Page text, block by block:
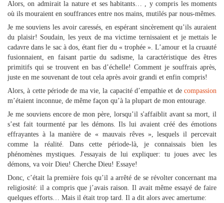
Alors, on admirait la nature et ses habitants… , y compris les moments
où ils mouraient en souffrances entre nos mains, mutilés par nous-mêmes.
Je me souviens les avoir caressés, en espérant sincèrement qu’ils auraient
du plaisir! Soudain, les yeux de ma victime ternissaient et je mettais le
cadavre dans le sac à dos, étant fier du « trophée ». L’amour et la cruauté
fusionnaient, en faisant partie du sadisme, la caractéristique des êtres
primitifs qui se trouvent en bas d’échelle! Comment je souffrais après,
juste en me souvenant de tout cela après avoir grandi et enfin compris!
Alors, à cette période de ma vie, la capacité d’empathie et de compassion
m’étaient inconnue, de même façon qu’à la plupart de mon entourage.
Je me souviens encore de mon père, lorsqu’il s'affaiblit avant sa mort, il
s’est fait tourmenté par les démons. Ils lui avaient créé des émotions
effrayantes à la manière de « mauvais rêves », lesquels il percevait
comme la réalité. Dans cette période-là, je connaissais bien les
phénomènes mystiques. J'essayais de lui expliquer: tu joues avec les
démons, va voir Dieu! Cherche Dieu! Essaye!
Donc, c’était la première fois qu’il a arrêté de se révolter concernant ma
religiosité: il a compris que j’avais raison. Il avait même essayé de faire
quelques efforts… Mais il était trop tard. Il a dit alors avec amertume: